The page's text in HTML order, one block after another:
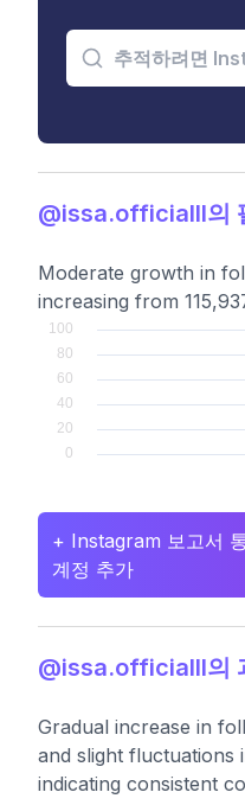
@issa.officialll의
Moderate growth in
increasing from
+ Instagram 보고서
계정 추가
@issa.officialll의
Gradual increase in
and slight fluctuations
indicating consistent